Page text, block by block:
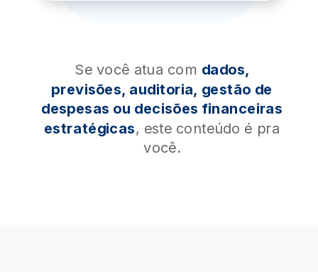
Se você atua com dados,
previsões, auditoria, gestão de
despesas ou decisões financeiras
estratégicas, este conteúdo é pra
você.